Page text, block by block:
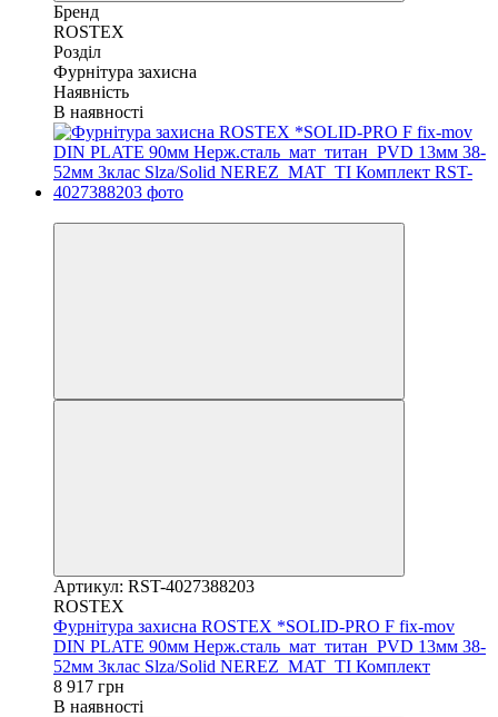
Бренд
ROSTEX
Розділ
Фурнітура захисна
Наявність
В наявності
Артикул: RST-4027388203
ROSTEX
Фурнітура захисна ROSTEX *SOLID-PRO F fix-mov
DIN PLATE 90мм Нерж.сталь_мат_титан_PVD 13мм 38-
52мм 3клас Slza/Solid NEREZ_MAT_TI Комплект
8 917 грн
В наявності